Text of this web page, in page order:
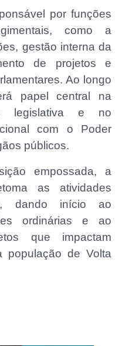
por funções
como a
gestão interna da
de projetos e
Ao longo
papel central na
legislativa e no
com o Poder
públicos.
empossada, a
as atividades
dando início ao
ordinárias e ao
que impactam
população de Volta